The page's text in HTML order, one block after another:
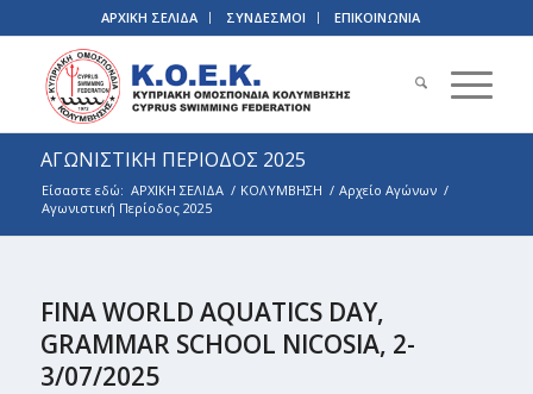
ΑΡΧΙΚΗ ΣΕΛΙΔΑ ΣΥΝΔΕΣΜΟΙ ΕΠΙΚΟΙΝΩΝΙΑ
ΑΓΩΝΙΣΤΙΚΗ ΠΕΡΙΟΔΟΣ 2025
Είσαστε εδώ: ΑΡΧΙΚΗ ΣΕΛΙΔΑ / ΚΟΛΥΜΒΗΣΗ / Αρχείο Αγώνων /
Αγωνιστική Περίοδος 2025
FINA WORLD AQUATICS DAY,
GRAMMAR SCHOOL NICOSIA, 2-
3/07/2025